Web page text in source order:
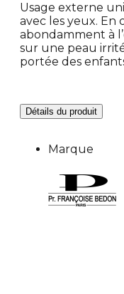
Usage externe
avec les yeux. En
abondamment à
sur une peau
portée des
Détails du produit
Marque